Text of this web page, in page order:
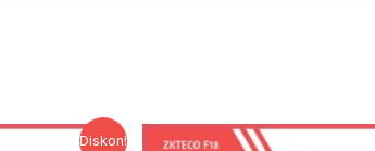
Diskon!
Harga
Harga